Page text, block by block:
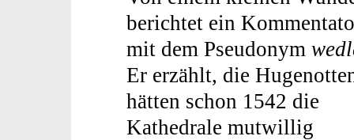
berichtet ein
mit dem Pseudonym
Er erzählt, die
hätten schon 1542 die
Kathedrale mutwillig